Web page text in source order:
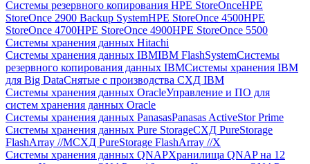
Системы резервного копирования HPE StoreOnceHPE
StoreOnce 2900 Backup SystemHPE StoreOnce 4500HPE
StoreOnce 4700HPE StoreOnce 4900HPE StoreOnce 5500
Системы хранения данных Hitachi
Системы хранения данных IBMIBM FlashSystemСистемы
резервного копирования данных IBMСистемы хранения IBM
для Big DataСнятые с производства СХД IBM
Системы хранения данных OracleУправление и ПО для
систем хранения данных Oracle
Системы хранения данных PanasasPanasas ActiveStor Prime
Системы хранения данных Pure StorageСХД PureStorage
FlashArray //MСХД PureStorage FlashArray //X
Системы хранения данных QNAPХранилища QNAP на 12